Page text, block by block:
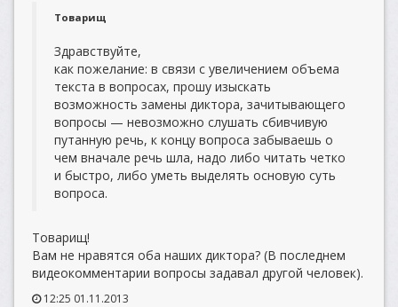
Товарищ
Здравствуйте,
как пожелание: в связи с увеличением объема
текста в вопросах, прошу изыскать
возможность замены диктора, зачитывающего
вопросы — невозможно слушать сбивчивую
путанную речь, к концу вопроса забываешь о
чем вначале речь шла, надо либо читать четко
и быстро, либо уметь выделять основую суть
вопроса.
Товарищ!
Вам не нравятся оба наших диктора? (В последнем
видеокомментарии вопросы задавал другой человек).
12:25 01.11.2013